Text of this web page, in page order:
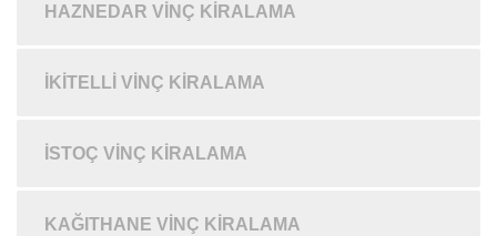
HAZNEDAR VINÇ KIRALAMA
İKITELLI VINÇ KIRALAMA
İSTOÇ VINÇ KIRALAMA
KAĞITHANE VINÇ KIRALAMA